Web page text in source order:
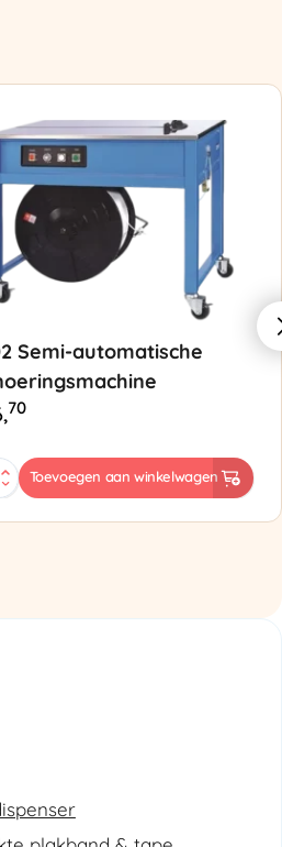
Semi-automatische
70
Toevoegen aan winkelwagen